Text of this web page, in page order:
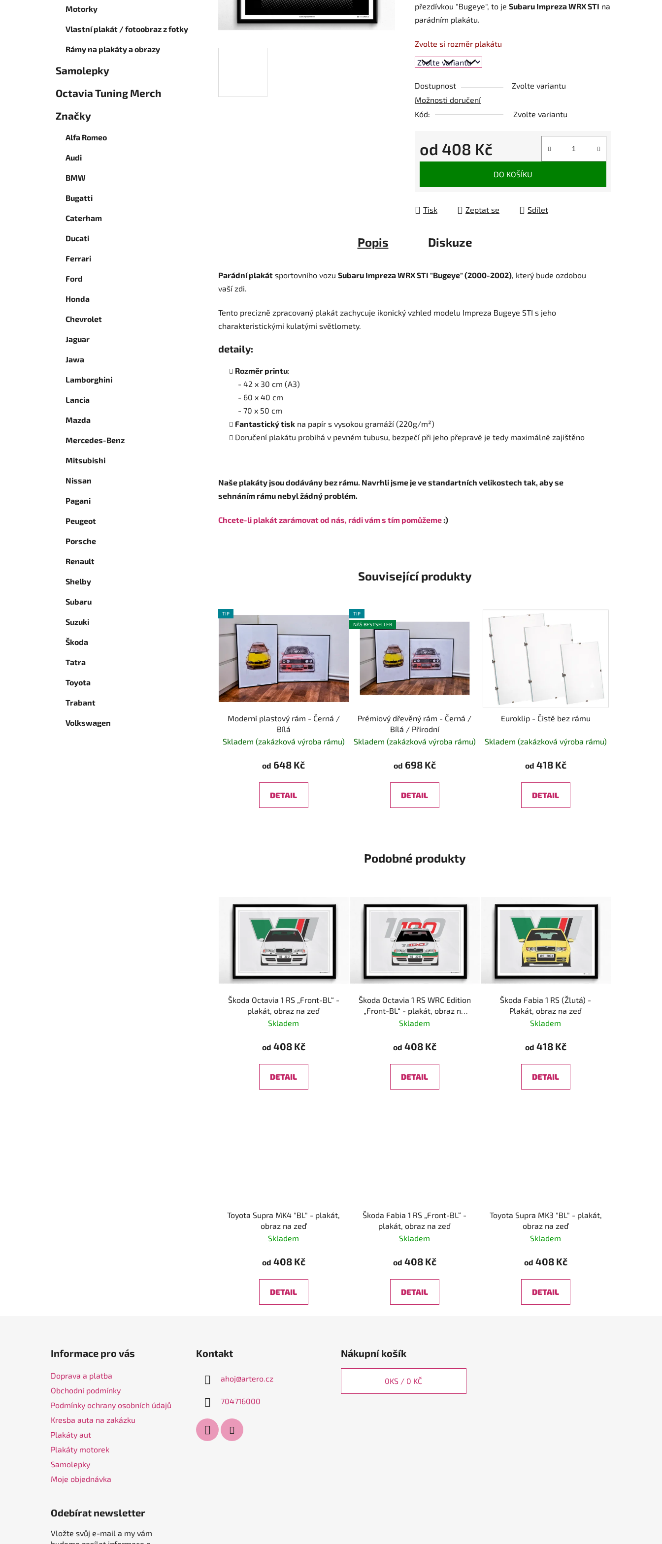
Motorky
Vlastní plakát / fotoobraz z fotky
Rámy na plakáty a obrazy
Samolepky
Octavia Tuning Merch
Značky
Alfa Romeo
Audi
BMW
Bugatti
Caterham
Ducati
Ferrari
Ford
Honda
Chevrolet
Jaguar
Jawa
Lamborghini
Lancia
Mazda
Mercedes-Benz
Mitsubishi
Nissan
Pagani
Peugeot
Porsche
Renault
Shelby
Subaru
Suzuki
Škoda
Tatra
Toyota
Trabant
Volkswagen
přezdívkou "Bugeye", to je Subaru Impreza WRX STI na
parádním plakátu.
Zvolte si rozměr plakátu
Dostupnost
Zvolte variantu
Možnosti doručení
Kód:
Zvolte variantu
od 408 Kč
Měrná cena:
DO KOŠÍKU
Tisk Zeptat se Sdílet
Popis Diskuze
Parádní plakát sportovního vozu Subaru Impreza WRX STI "Bugeye" (2000-2002), který bude ozdobou
vaší zdi.
Tento precizně zpracovaný plakát zachycuje ikonický vzhled modelu Impreza Bugeye STI s jeho
charakteristickými kulatými světlomety.
detaily:
Rozměr printu:
- 42 x 30 cm (A3)
- 60 x 40 cm
- 70 x 50 cm
Fantastický tisk na papír s vysokou gramáží (220g/m²)
Doručení plakátu probíhá v pevném tubusu, bezpečí při jeho přepravě je tedy maximálně zajištěno
Naše plakáty jsou dodávány bez rámu. Navrhli jsme je ve standartních velikostech tak, aby se
sehnáním rámu nebyl žádný problém.
Chcete-li plakát zarámovat od nás, rádi vám s tím pomůžeme:)
Související produkty
TIP
Moderní plastový rám - Černá /
Bílá
Skladem (zakázková výroba rámu)
od 648 Kč
DETAIL
TIP
NÁŠ BESTSELLER
Prémiový dřevěný rám - Černá /
Bílá / Přírodní
Skladem (zakázková výroba rámu)
od 698 Kč
DETAIL
Euroklip - Čistě bez rámu
Skladem (zakázková výroba rámu)
od 418 Kč
DETAIL
Podobné produkty
Škoda Octavia 1 RS „Front-BL“ -
plakát, obraz na zeď
Skladem
od 408 Kč
DETAIL
Škoda Octavia 1 RS WRC Edition
„Front-BL“ - plakát, obraz na
zeď
Skladem
od 408 Kč
DETAIL
Škoda Fabia 1 RS (Žlutá) -
Plakát, obraz na zeď
Skladem
od 418 Kč
DETAIL
Toyota Supra MK4 "BL" - plakát,
obraz na zeď
Skladem
od 408 Kč
DETAIL
Škoda Fabia 1 RS „Front-BL“ -
plakát, obraz na zeď
Skladem
od 408 Kč
DETAIL
Toyota Supra MK3 "BL" - plakát,
obraz na zeď
Skladem
od 408 Kč
DETAIL
Informace pro vás
Doprava a platba
Obchodní podmínky
Podmínky ochrany osobních údajů
Kresba auta na zakázku
Plakáty aut
Plakáty motorek
Samolepky
Moje objednávka
Kontakt
ahoj@artero.cz
704716000
Nákupní košík
0KS / 0 KČ
Odebírat newsletter
Vložte svůj e-mail a my vám